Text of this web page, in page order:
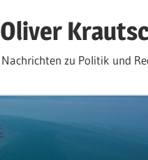
Oliver
Nachrichten zu Politik und